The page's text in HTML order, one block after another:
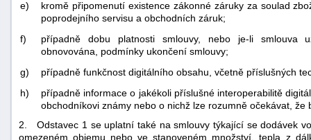
e)
kromě připomenutí existence zákonné záruky za soulad
poprodejního servisu a obchodních záruk;
f)
případně dobu platnosti smlouvy, nebo je-li smlouva
obnovována, podmínky ukončení smlouvy;
g)
případně funkčnost digitálního obsahu, včetně příslušných
h)
případně informace o jakékoli příslušné interoperabilitě
obchodníkovi známy nebo o nichž lze rozumně očekávat, že
2. Odstavec 1 se uplatní také na smlouvy týkající se dodávek
omezeném objemu nebo ve stanoveném množství, tepla z